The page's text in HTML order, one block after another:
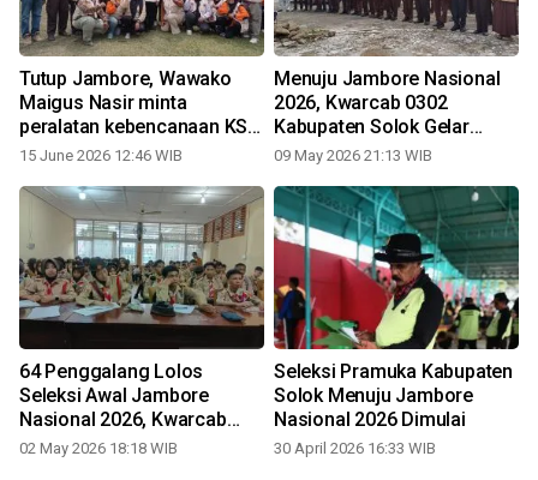
Tutup Jambore, Wawako
Maigus Nasir minta
peralatan kebencanaan KSB
tiap kecamatan dilengkapi
15 June 2026 12:46 WIB
Menuju Jambore Nasional
2026, Kwarcab 0302
Kabupaten Solok Gelar
Seleksi Akhir Peserta
09 May 2026 21:13 WIB
64 Penggalang Lolos
Seleksi Awal Jambore
Nasional 2026, Kwarcab
0302 Solok Tekankan
02 May 2026 18:18 WIB
Seleksi Pramuka Kabupaten
Solok Menuju Jambore
Nasional 2026 Dimulai
30 April 2026 16:33 WIB